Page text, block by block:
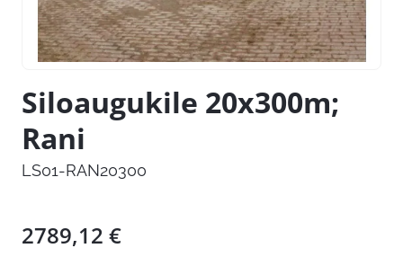
Siloaugukile 20x300m;
Rani
LS01-RAN20300
2789,12 €